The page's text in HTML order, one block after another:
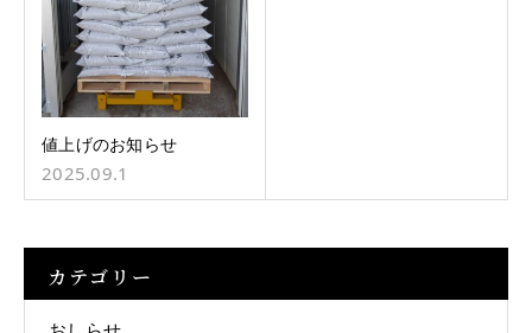
値上げのお知らせ
2025.09.1
カテゴリー